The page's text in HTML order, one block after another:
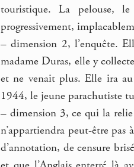
touristique. La pelouse,
progressivement,
– dimension 2, l’enquête.
madame Duras, elle y
et ne venait plus. Elle ira au
1944, le jeune parachutiste
– dimension 3, ce qui la
n’appartiendra peut-être pas
d’annotation, de censure